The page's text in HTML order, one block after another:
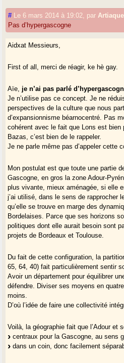
# Le 6 mars 2014 à 19:02 par Artiaque
Pas d’hypergascogne
Aidxat Messieurs,
First of all, merci de réagir, ke hè gay.
Aïe, je n’ai pas parlé
Je n’utilise pas ce concept. Je ne
perspectives de la culture que nous
d’expansionnisme béarnocentré. Pas
cohérent avec le fait que Lons est
Bazas, c’est bien de le rappeler.
Je ne parle même pas d’appeler cette
Mon postulat est que toute une partie
Gascogne, en gros la zone Adour-
plus vivante, mieux aménagée, si elle
j’ai utilisé, dans le sens de rapprocher
qu’elle se trouve en marge des
Bordelaises. Parce que ses horizons
politiques dont elle aurait besoin sont
projets de Bordeaux et Toulouse.
Du fait de cette configuration, la
65, 64, 40) fait particulièrement sentir
Avoir un département pour équilibrer
défendre. Diviser ses moyens en
moins.
D’où l’idée de faire une collectivité
Voilà, la géographie fait que l’Adour et
centraux pour la Gascogne, au sens
dans un coin, donc facilement